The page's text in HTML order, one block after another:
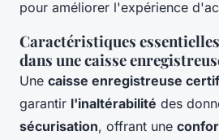
pour améliorer l'expérience
Caractéristiques
dans une caisse
Une caisse enregistreuse
garantir l'inaltérabilité des
sécurisation, offrant une